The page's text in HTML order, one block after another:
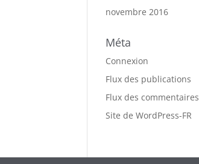
novembre 2016
Méta
Connexion
Flux des publications
Flux des commentaires
Site de WordPress-FR